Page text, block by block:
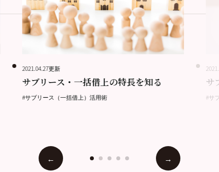
2021.04.27更新
サブリース・一括借上の特長を知る
#サブリース（一括借上）活用術
サ
#サ